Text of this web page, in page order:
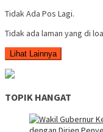
Tidak Ada Pos Lagi.
Tidak ada laman yang di
Lihat Lainnya
TOPIK HANGAT